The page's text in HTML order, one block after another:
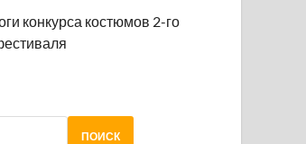
конкурса костюмов 2-го
ПОИСК